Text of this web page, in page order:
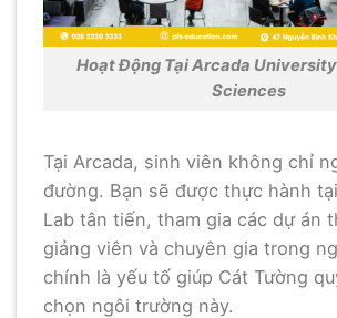
Hoạt Động Tại Arcada
Sciences
Tại Arcada, sinh viên không chỉ
đường. Bạn sẽ được thực hành
Lab tân tiến, tham gia các dự án
giảng viên và chuyên gia trong
chính là yếu tố giúp Cát Tường
chọn ngôi trường này.